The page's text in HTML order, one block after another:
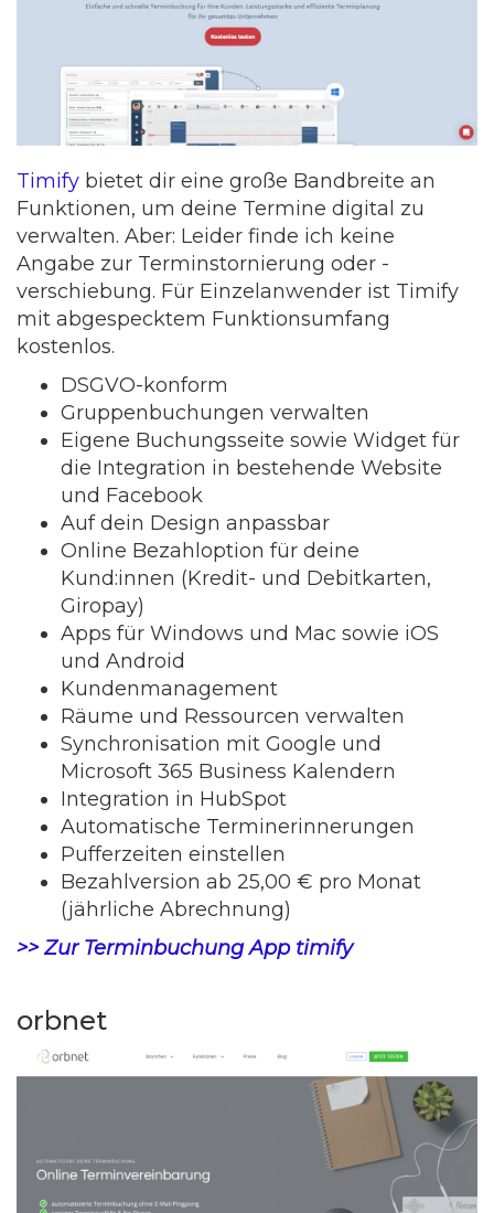
Timify bietet dir eine große Bandbreite an
Funktionen, um deine Termine digital zu
verwalten. Aber: Leider finde ich keine
Angabe zur Terminstornierung oder -
verschiebung. Für Einzelanwender ist Timify
mit abgespecktem Funktionsumfang
kostenlos.
DSGVO-konform
Gruppenbuchungen verwalten
Eigene Buchungsseite sowie Widget für
die Integration in bestehende Website
und Facebook
Auf dein Design anpassbar
Online Bezahloption für deine
Kund:innen (Kredit- und Debitkarten,
Giropay)
Apps für Windows und Mac sowie iOS
und Android
Kundenmanagement
Räume und Ressourcen verwalten
Synchronisation mit Google und
Microsoft 365 Business Kalendern
Integration in HubSpot
Automatische Terminerinnerungen
Pufferzeiten einstellen
Bezahlversion ab 25,00 € pro Monat
(jährliche Abrechnung)
>> Zur Terminbuchung App timify
orbnet